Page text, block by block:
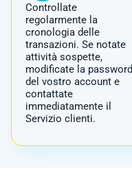
Controllate
regolarmente la
cronologia delle
transazioni. Se notate
attività sospette,
modificate la password
del vostro account e
contattate
immediatamente il
Servizio clienti.